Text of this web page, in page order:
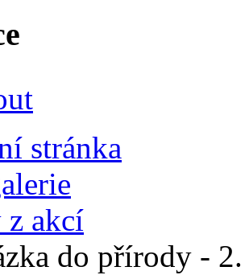
stránka
z akcí
do přírody -